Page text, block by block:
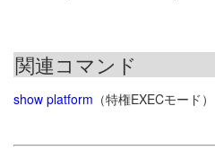
関連コマンド
show platform （特権EXECモード）